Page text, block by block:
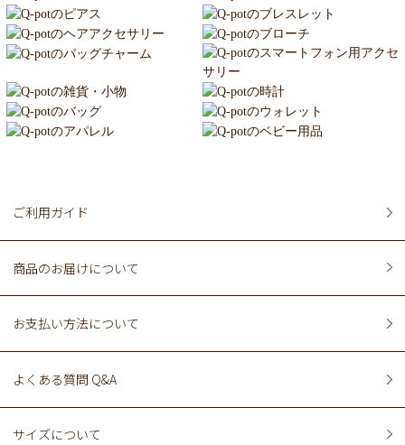
ご利用ガイド
商品のお届けについて
お支払い方法について
よくある質問 Q&A
サイズについて